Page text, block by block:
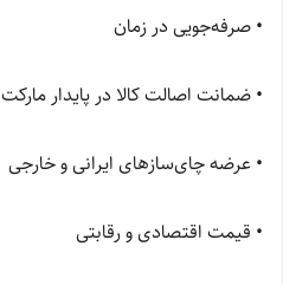
• صرفه‌جویی در زمان
• ضمانت اصالت کالا در پایدار مارکت
• عرضه چای‌سازهای ایرانی و خارجی
• قیمت اقتصادی و رقابتی